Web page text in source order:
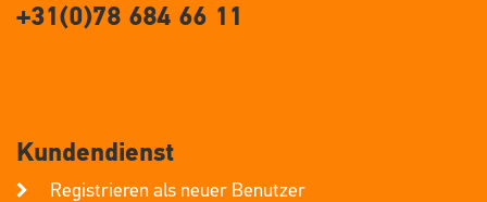
+31(0)78 684 66 11
Kundendienst
Registrieren als neuer Benutzer